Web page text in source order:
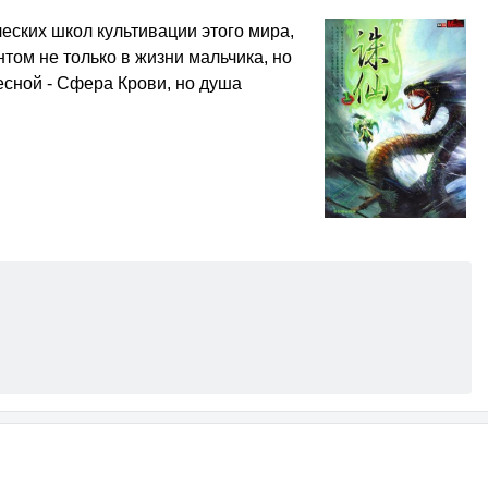
школ культивации этого мира,
не только в жизни мальчика, но
- Сфера Крови, но душа